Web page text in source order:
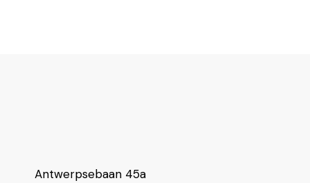
Antwerpsebaan 45a